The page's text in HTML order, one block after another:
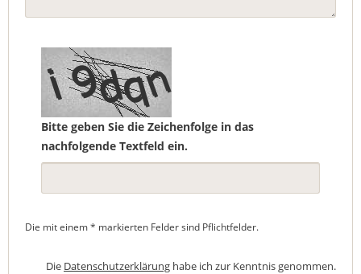
Bitte geben Sie die Zeichenfolge in das
nachfolgende Textfeld ein.
Die mit einem * markierten Felder sind Pflichtfelder.
Die Datenschutzerklärung habe ich zur Kenntnis genommen.